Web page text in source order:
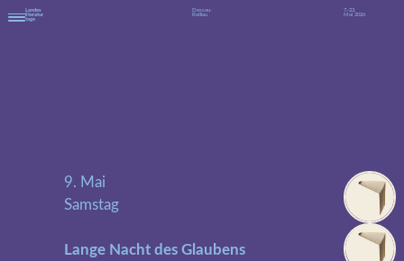
Landes
literatur
tage
Dessau-
Roßlau
7.-23.
Mai 2026
9. Mai
Samstag
Lange Nacht des Glaubens